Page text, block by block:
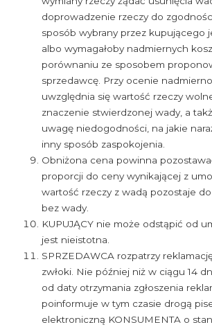
doprowadzenie rzeczy do
sposób wybrany przez kupującego
albo wymagałoby nadmiernych
porównaniu ze sposobem
sprzedawcę. Przy ocenie
uwzględnia się wartość rzeczy
znaczenie stwierdzonej wady, a
uwagę niedogodności, na jakie
inny sposób zaspokojenia.
Obniżona cena powinna
proporcji do ceny wynikającej z
wartość rzeczy z wadą pozostaje
bez wady.
KUPUJĄCY nie może odstąpić od
jest nieistotna.
SPRZEDAWCA rozpatrzy
zwłoki. Nie później niż w ciągu 14
od daty otrzymania zgłoszenia
poinformuje w tym czasie drogą
elektroniczną KONSUMENTA o